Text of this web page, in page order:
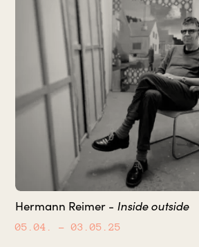
Hermann Reimer - Inside outside
05.04. – 03.05.25